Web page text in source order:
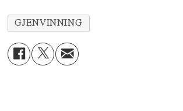
GJENVINNING